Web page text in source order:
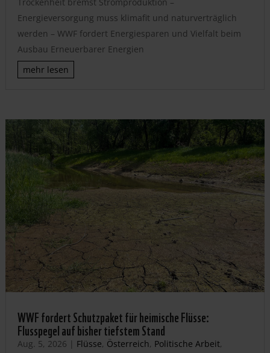
Energieversorgung muss klimafit und naturverträglich
werden – WWF fordert Energiesparen und Vielfalt beim
Ausbau Erneuerbarer Energien
mehr lesen
WWF fordert Schutzpaket für heimische Flüsse:
Flusspegel auf bisher tiefstem Stand
Aug. 5, 2026 | Flüsse, Österreich, Politische Arbeit,